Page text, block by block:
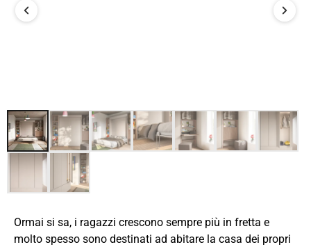
Ormai si sa, i ragazzi crescono sempre più in fretta e
molto spesso sono destinati ad abitare la casa dei propri